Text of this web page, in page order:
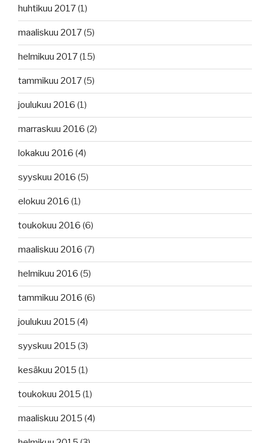
huhtikuu 2017(1)
maaliskuu 2017(5)
helmikuu 2017(15)
tammikuu 2017(5)
joulukuu 2016 (1)
marraskuu 2016 (2)
lokakuu 2016 (4)
syyskuu 2016 (5)
elokuu 2016 (1)
toukokuu 2016 (6)
maaliskuu 2016 (7)
helmikuu 2016 (5)
tammikuu 2016 (6)
joulukuu 2015 (4)
syyskuu 2015 (3)
kesäkuu 2015 (1)
toukokuu 2015 (1)
maaliskuu 2015 (4)